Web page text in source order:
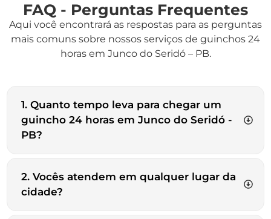
FAQ - Perguntas Frequentes
Aqui você encontrará as respostas para as perguntas
mais comuns sobre nossos serviços de guinchos 24
horas em Junco do Seridó – PB.
1. Quanto tempo leva para chegar um
guincho 24 horas em Junco do Seridó -
PB?
2. Vocês atendem em qualquer lugar da
cidade?